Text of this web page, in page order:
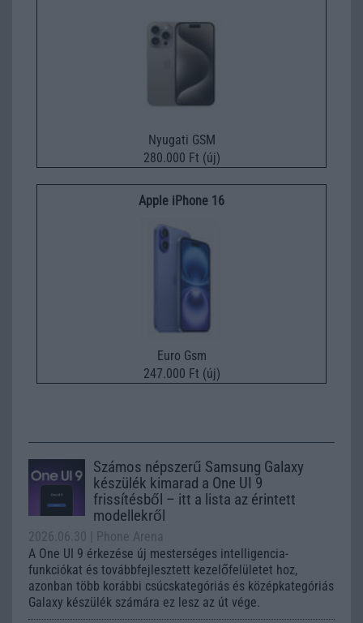
Nyugati GSM
280.000 Ft (új)
Apple iPhone 16
Euro Gsm
247.000 Ft (új)
Számos népszerű Samsung Galaxy
készülék kimarad a One UI 9
frissítésből – itt a lista az érintett
modellekről
2026.06.30
| Phone Arena
A One UI 9 érkezése új mesterséges intelligencia-
funkciókat és továbbfejlesztett kezelőfelületet hoz,
azonban több korábbi csúcskategóriás és középkategóriás
Galaxy készülék számára ez lesz az út vége.